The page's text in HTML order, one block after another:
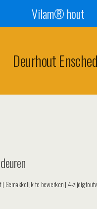
Vilam® hout
Deurhout
| Gemakkelijk te bewerken | 4-zijdig